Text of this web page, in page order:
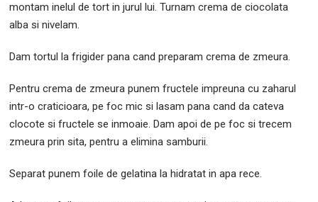
montam inelul de tort in jurul lui. Turnam crema de ciocolata
alba si nivelam.
Dam tortul la frigider pana cand preparam crema de zmeura.
Pentru crema de zmeura punem fructele impreuna cu zaharul
intr-o craticioara, pe foc mic si lasam pana cand da cateva
clocote si fructele se inmoaie. Dam apoi de pe foc si trecem
zmeura prin sita, pentru a elimina samburii.
Separat punem foile de gelatina la hidratat in apa rece.